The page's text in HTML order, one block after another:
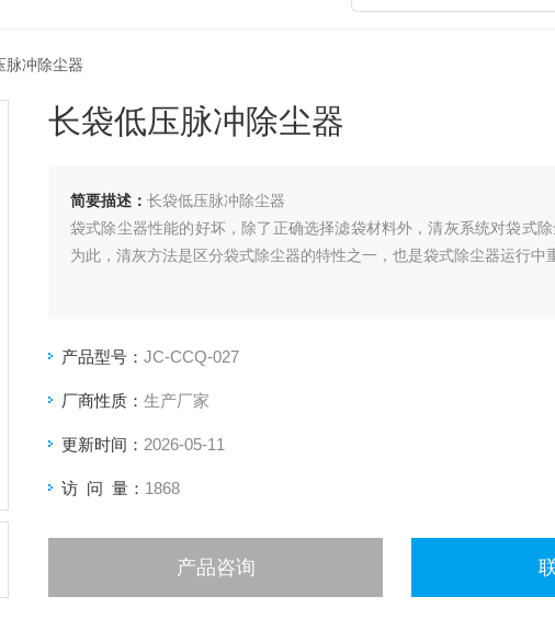
脉冲除尘器
长袋低压脉冲除尘器
简要描述： 长袋低压脉冲除尘器
袋式除尘器性能的好坏，除了正确选择滤袋材料外，清灰系统对袋式除
为此，清灰方法是区分袋式除尘器的特性之一，也是袋式除尘器运行中
产品型号： JC-CCQ-027
厂商性质： 生产厂家
更新时间： 2026-05-11
访 问 量： 1868
产品咨询